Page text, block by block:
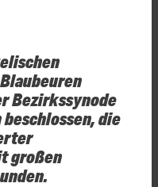
Bezirkssynode
die
großen